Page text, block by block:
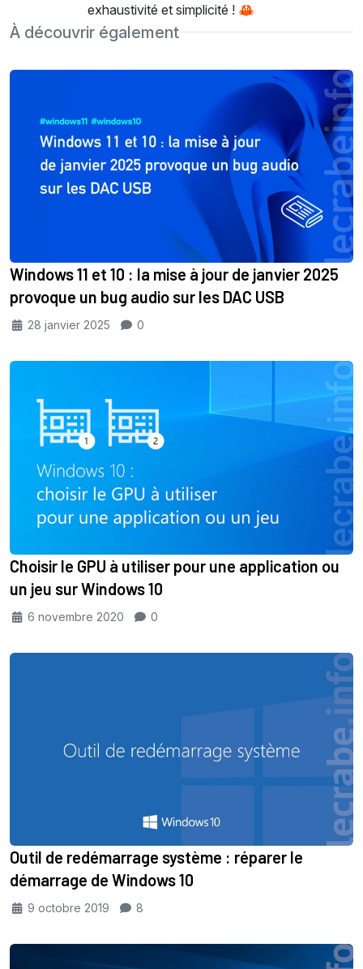
exhaustivité et simplicité ! 🦀
À découvrir également
Windows 11 et 10 : la mise à jour de janvier 2025
provoque un bug audio sur les DAC USB
28 janvier 2025 0
Choisir le GPU à utiliser pour une application ou
un jeu sur Windows 10
6 novembre 2020 0
Outil de redémarrage système : réparer le
démarrage de Windows 10
9 octobre 2019 8